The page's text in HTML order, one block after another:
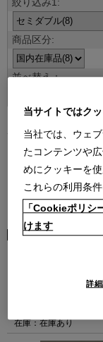
並べ替え：
（セミダブル ライト
在庫：在庫あり
当サイトではク
当社では、ウェ
たコンテンツや
めにクッキーを
これらの利用条
「Cookieポリシ
けます
詳